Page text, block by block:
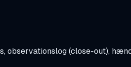
observationslog (close-out),